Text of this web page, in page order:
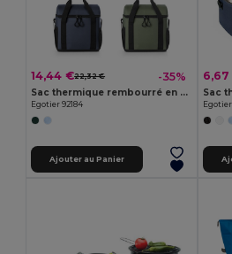
14,44 €22,32 € -35%
Sac thermique rembourré en polyester recyclé 600D ripstop 11 L
Egotier 92184
Ajouter au Panier